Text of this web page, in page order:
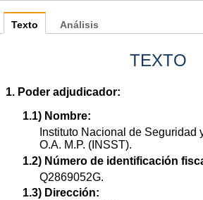
Texto
TEXTO
1. Poder adjudicador:
1.1) Nombre:
Instituto Nacional de Seguridad
O.A. M.P. (INSST).
1.2) Número de identificación
Q2869052G.
1.3) Dirección:
Análisis